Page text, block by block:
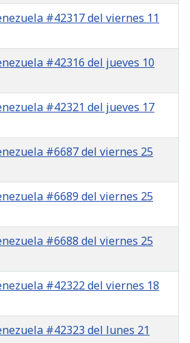
#42317 del viernes 11
#42316 del jueves 10
#42321 del jueves 17
#6687 del viernes 25
#6689 del viernes 25
#6688 del viernes 25
#42322 del viernes 18
#42323 del lunes 21